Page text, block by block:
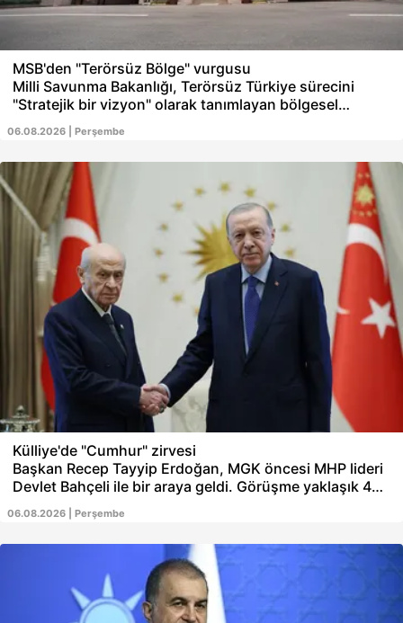
MSB'den "Terörsüz Bölge" vurgusu
Milli Savunma Bakanlığı, Terörsüz Türkiye sürecini
"Stratejik bir vizyon" olarak tanımlayan bölgesel
güvenliğe etki edeceğini vurguladı. Terörle mücadele
büyük başarıya imza atıldığını belirten Bakanlık, "Bu
tarihi başarıdaki en büyük pay, şehitlerimize,
gazilerimize ve ailelerine aittir" değerlendirmesini yaptı.
TSK'nın elde edilen başarının kalıcı barışla
taçlandırılması için üzerine düşen tüm sorumlulukları
kararlılıkla yerine getireceği vurgulandı.
06.08.2026 | Perşembe
Külliye'de "Cumhur" zirvesi
Başkan Recep Tayyip Erdoğan, MGK öncesi MHP lideri
Devlet Bahçeli ile bir araya geldi. Görüşme yaklaşık 45
dakika sürdü. Külliye'deki "Cumhur" zirvesinin ana
gündem maddesi ise Türkiye Büyük Millet Meclisine
sunulan "Çerçeve Yasa" teklifi oldu. Terörsüz
Türkiye'nin bir devlet projesi olduğunu belirten Bahçeli,
önceki gün, "Bin yıllık kardeşliğimiz bir kez daha
tescillenmiştir. Küresel projelerin bozulmasının ilk
adımı da atılmıştır." değerlendirmesinde bulunmuştu.
06.08.2026 | Perşembe